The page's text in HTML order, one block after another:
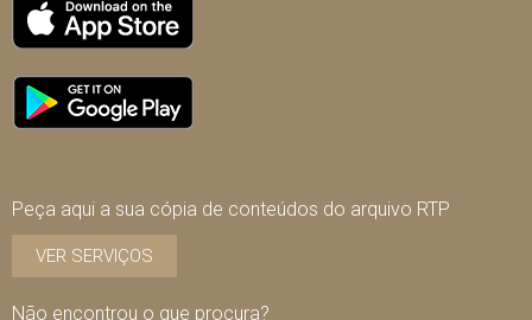
Peça aqui a sua cópia de conteúdos do arquivo RTP
VER SERVIÇOS
Não encontrou o que procura?